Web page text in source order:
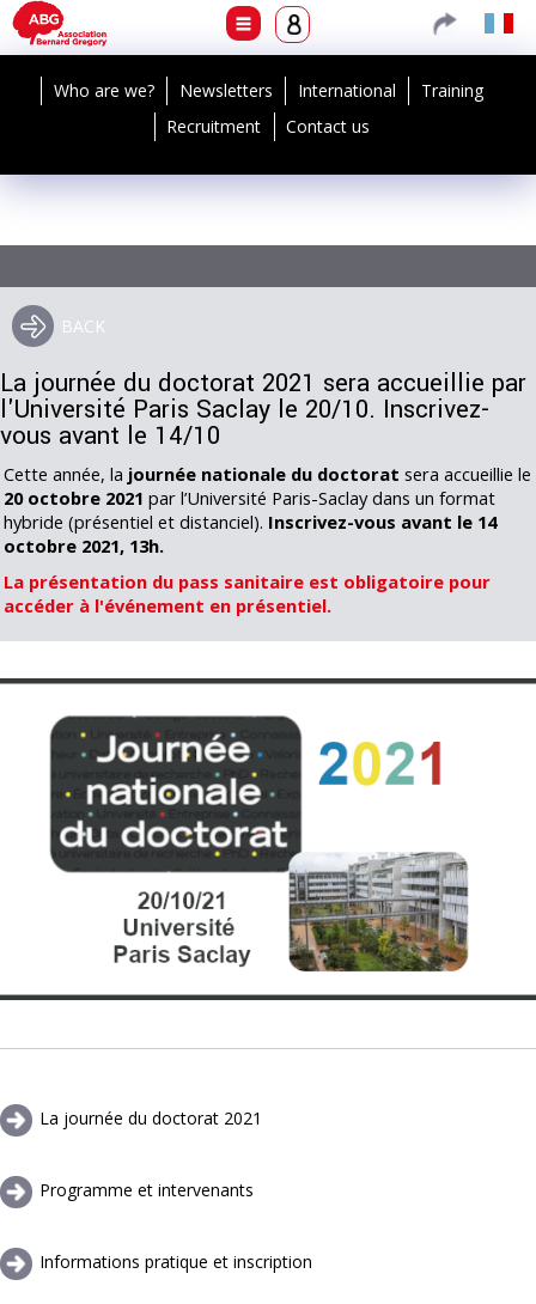
Who are we? Newsletters International
Training
Recruitment
Contact us
40 years
BACK
La journée du doctorat 2021 sera accueillie par
l'Université Paris Saclay le 20/10. Inscrivez-
vous avant le 14/10
Cette année, la journée nationale du doctorat sera accueillie le
20 octobre 2021 par l’Université Paris-Saclay dans un format
hybride (présentiel et distanciel). Inscrivez-vous avant le 14
octobre 2021, 13h.
La présentation du pass sanitaire est obligatoire pour
accéder à l'événement en présentiel.
La journée du doctorat 2021
Programme et intervenants
Informations pratique et inscription